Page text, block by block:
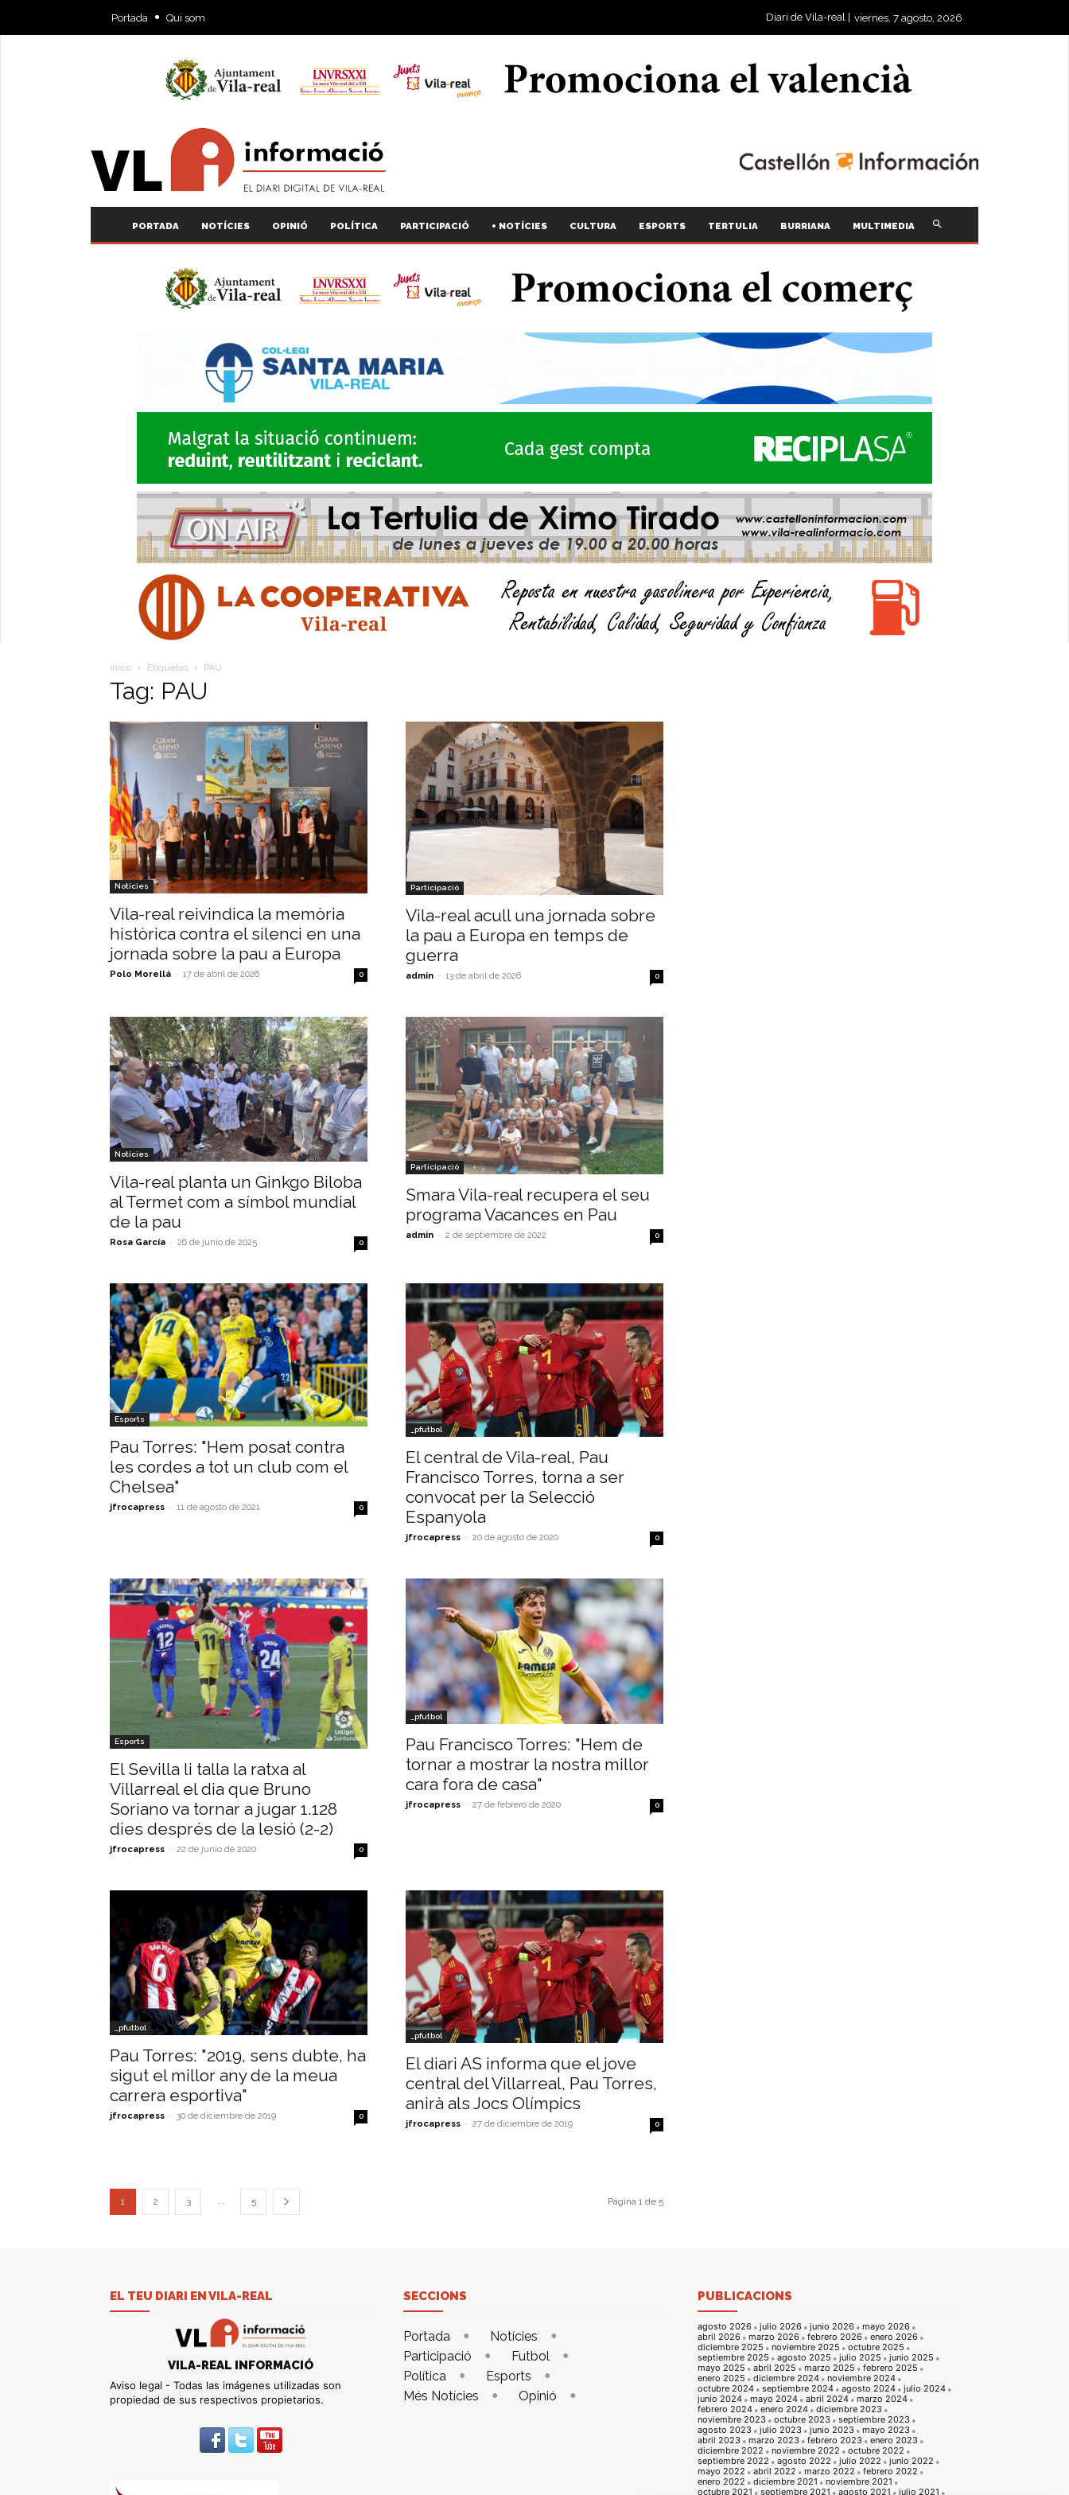
Portada Qui som Diari de Vila-real | viernes, 7 agosto, 2026
PORTADA NOTÍCIES OPINIÓ POLÍTICA PARTICIPACIÓ + NOTÍCIES CULTURA ESPORTS TERTULIA BURRIANA MULTIMEDIA
Inicio Etiquetas PAU
Tag: PAU
Notícies
Vila-real reivindica la memòria
històrica contra el silenci en una
jornada sobre la pau a Europa
Polo Morellá - 17 de abril de 2026 0
Participació
Vila-real acull una jornada sobre
la pau a Europa en temps de
guerra
admin - 13 de abril de 2026 0
Notícies
Vila-real planta un Ginkgo Biloba
al Termet com a símbol mundial
de la pau
Rosa García - 26 de junio de 2025 0
Participació
Smara Vila-real recupera el seu
programa Vacances en Pau
admin - 2 de septiembre de 2022 0
Esports
Pau Torres: "Hem posat contra
les cordes a tot un club com el
Chelsea"
jfrocapress - 11 de agosto de 2021 0
_pfutbol
El central de Vila-real, Pau
Francisco Torres, torna a ser
convocat per la Selecció
Espanyola
jfrocapress - 20 de agosto de 2020 0
Esports
El Sevilla li talla la ratxa al
Villarreal el dia que Bruno
Soriano va tornar a jugar 1.128
dies després de la lesió (2-2)
jfrocapress - 22 de junio de 2020 0
_pfutbol
Pau Francisco Torres: "Hem de
tornar a mostrar la nostra millor
cara fora de casa"
jfrocapress - 27 de febrero de 2020 0
_pfutbol
Pau Torres: "2019, sens dubte, ha
sigut el millor any de la meua
carrera esportiva"
jfrocapress - 30 de diciembre de 2019 0
_pfutbol
El diari AS informa que el jove
central del Villarreal, Pau Torres,
anirà als Jocs Olímpics
jfrocapress - 27 de diciembre de 2019 0
1 2 3 ... 5 Página 1 de 5
EL TEU DIARI EN VILA-REAL
VILA-REAL INFORMACIÓ
Aviso legal - Todas las imágenes utilizadas son
propiedad de sus respectivos propietarios.
SECCIONS
Portada
Notícies
Participació
Futbol
Política
Esports
Més Notícies
Opinió
PUBLICACIONS
agosto 2026 julio 2026 junio 2026
mayo 2026
abril 2026
marzo 2026 febrero 2026
enero 2026
diciembre 2025
noviembre 2025
octubre 2025
septiembre 2025
agosto 2025 julio 2025
junio 2025
mayo 2025
abril 2025 marzo 2025
febrero 2025
enero 2025
diciembre 2024
noviembre 2024
octubre 2024
septiembre 2024 agosto 2024
julio 2024
junio 2024
mayo 2024 abril 2024
marzo 2024
febrero 2024
enero 2024
diciembre 2023
noviembre 2023
octubre 2023
septiembre 2023
agosto 2023
julio 2023 junio 2023
mayo 2023
abril 2023
marzo 2023 febrero 2023
enero 2023
diciembre 2022
noviembre 2022
octubre 2022
septiembre 2022
agosto 2022 julio 2022
junio 2022
mayo 2022
abril 2022 marzo 2022
febrero 2022
enero 2022
diciembre 2021
noviembre 2021
octubre 2021
septiembre 2021 agosto 2021 julio 2021